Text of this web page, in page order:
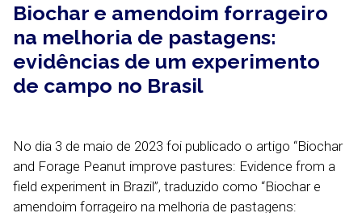
Biochar e amendoim forrageiro
na melhoria de pastagens:
evidências de um experimento
de campo no Brasil
No dia 3 de maio de 2023 foi publicado o artigo “Biochar
and Forage Peanut improve pastures: Evidence from a
field experiment in Brazil”, traduzido como “Biochar e
amendoim forrageiro na melhoria de pastagens: